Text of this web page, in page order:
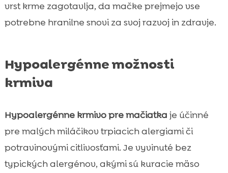
vrst krme zagotavlja, da mačke prejmejo vse
potrebne hranilne snovi za svoj razvoj in zdravje.
Hypoalergénne možnosti
krmiva
Hypoalergénne krmivo pre mačiatka je účinné
pre malých miláčikov trpiacich alergiami či
potravinovými citlivosťami. Je vyvinuté bez
typických alergénov, akými sú kuracie mäso